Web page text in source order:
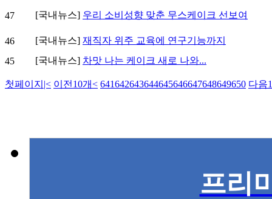
47 [국내뉴스] 우리 소비성향 맞춘 무스케이크 선보여
46 [국내뉴스] 재직자 위주 교육에 연구기능까지
45
[국내뉴스] 차맛 나는 케이크 새로 나와...
첫페이지 |< 이전10개< 641642643644645646647648649650 다음
프리